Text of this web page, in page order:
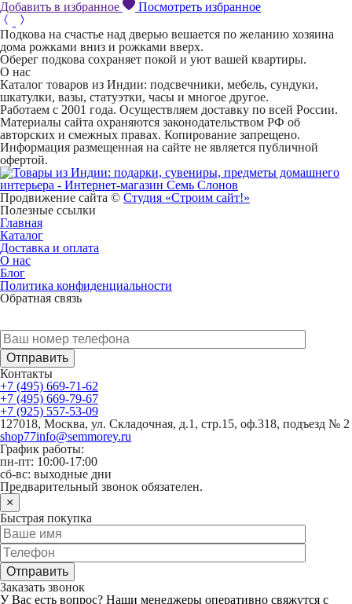
Добавить в избранное
Посмотреть избранное
Подкова на счастье над дверью вешается по желанию хозяина
дома рожками вниз и рожками вверх.
Оберег подкова сохраняет покой и уют вашей квартиры.
О нас
Каталог товаров из Индии: подсвечники, мебель, сундуки,
шкатулки, вазы, статуэтки, часы и многое другое.
Работаем с 2001 года. Осуществляем доставку по всей России.
Материалы сайта охраняются законодательством РФ об
авторских и смежных правах. Копирование запрещено.
Информация размещенная на сайте не является публичной
офертой.
Продвижение сайта © Студия «Строим сайт!»
Полезные ссылки
Главная
Каталог
Доставка и оплата
О нас
Блог
Политика конфиденциальности
Обратная связь
Контакты
+7 (495) 669-71-62
+7 (495) 669-79-67
+7 (925) 557-53-09
127018, Москва, ул. Складочная, д.1, стр.15, оф.318, подъезд № 2
shop77info@semmorey.ru
График работы:
пн-пт: 10:00-17:00
сб-вс: выходные дни
Предварительный звонок обязателен.
×
Быстрая покупка
Заказать звонок
У Вас есть вопрос? Наши менеджеры оперативно свяжутся с